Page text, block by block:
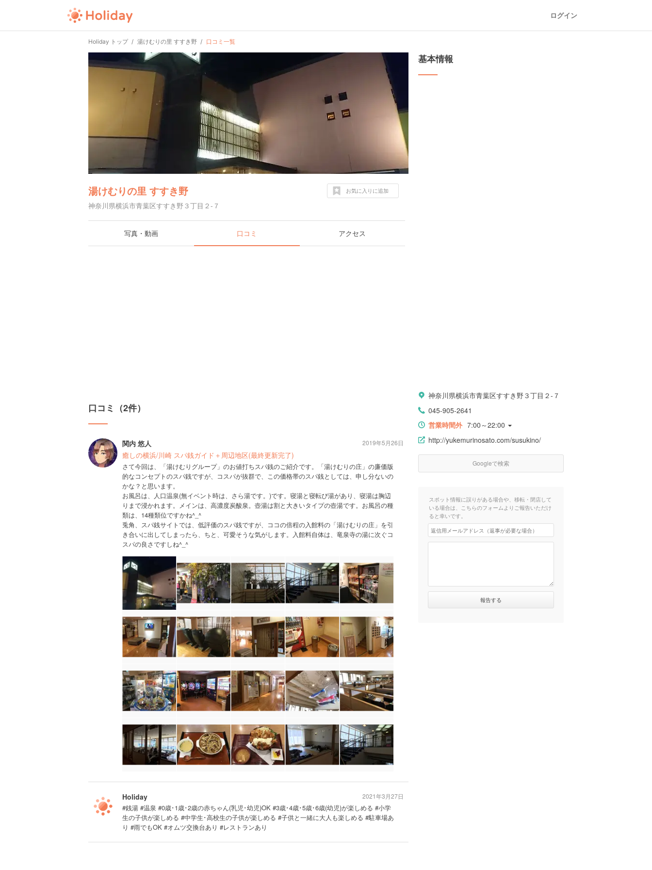
ログイン
Holiday トップ 湯けむりの里 すすき野 口コミ一覧
湯けむりの里 すすき野
神奈川県横浜市青葉区すすき野３丁目２-７
お気に入りに追加
写真・動画 口コミ アクセス
口コミ（2件）
関内 悠人
癒しの横浜/川崎 スパ銭ガイド＋周辺地区(最終更新完了)
さて今回は、「湯けむりグループ」のお値打ちスパ銭のご紹介です。「湯けむりの庄」の廉価版
的なコンセプトのスパ銭ですが、コスパが抜群で、この価格帯のスパ銭としては、申し分ないの
かな？と思います。
お風呂は、人口温泉(無イベント時は、さら湯です。)です。寝湯と寝転び湯があり、寝湯は胸辺
りまで浸かれます。メインは、高濃度炭酸泉。壺湯は割と大きいタイプの壺湯です。お風呂の種
類は、14種類位ですかね^_^
兎角、スパ銭サイトでは、低評価のスパ銭ですが、ココの倍程の入館料の「湯けむりの庄」を引
き合いに出してしまったら、ちと、可愛そうな気がします。入館料自体は、竜泉寺の湯に次ぐコ
スパの良さですしね^_^
2019年5月26日
Holiday
#銭湯 #温泉 #0歳･1歳･2歳の赤ちゃん(乳児･幼児)OK #3歳･4歳･5歳･6歳(幼児)が楽しめる #小学
生の子供が楽しめる #中学生･高校生の子供が楽しめる #子供と一緒に大人も楽しめる #駐車場あ
り #雨でもOK #オムツ交換台あり #レストランあり
2021年3月27日
基本情報
神奈川県横浜市青葉区すすき野３丁目２-７
045-905-2641
営業時間外 7:00～22:00
http://yukemurinosato.com/susukino/
Googleで検索
スポット情報に誤りがある場合や、移転・閉店して
いる場合は、こちらのフォームよりご報告いただけ
ると幸いです。